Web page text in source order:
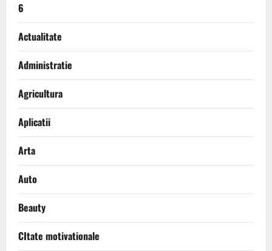
6
Actualitate
Administratie
Agricultura
Aplicatii
Arta
Auto
Beauty
CItate motivationale